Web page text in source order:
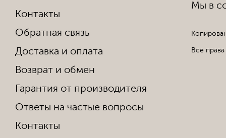
Контакты
Обратная связь
Доставка и оплата
Возврат и обмен
Гарантия от производителя
Ответы на частые вопросы
Контакты
Мы в
Все